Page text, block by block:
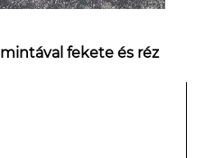
fekete és réz